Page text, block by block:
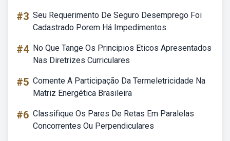
#3 Seu Requerimento De Seguro Desemprego Foi
Cadastrado Porem Há Impedimentos
#4 No Que Tange Os Principios Eticos Apresentados
Nas Diretrizes Curriculares
#5 Comente A Participação Da Termeletricidade Na
Matriz Energética Brasileira
#6 Classifique Os Pares De Retas Em Paralelas
Concorrentes Ou Perpendiculares